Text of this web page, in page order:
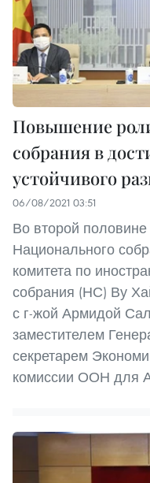
Повышение
собрания в
устойчивого
06/08/2021 03:51
Во второй
Национального
комитета по
собрания (НС) Ву
с г-жой Армидой
заместителем
секретарем
комиссии ООН для